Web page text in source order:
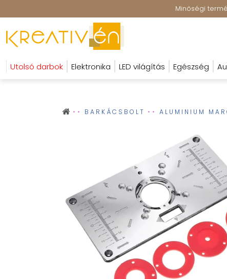
Minőségi
Utolsó darbok Elektronika LED világítás Egészség
BARKÁCSBOLT ALUMINIUM